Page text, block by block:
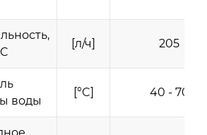
[л/ч] 205
воды
[°C] 40 - 70